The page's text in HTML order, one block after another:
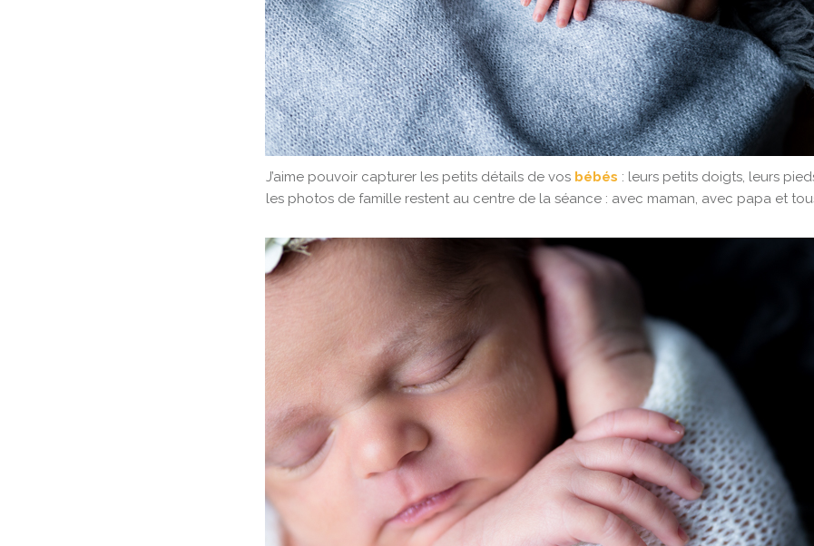
J’aime pouvoir capturer les petits détails de vos bébés : leurs petits doigts, leurs
les photos de famille restent au centre de la séance : avec maman, avec papa et